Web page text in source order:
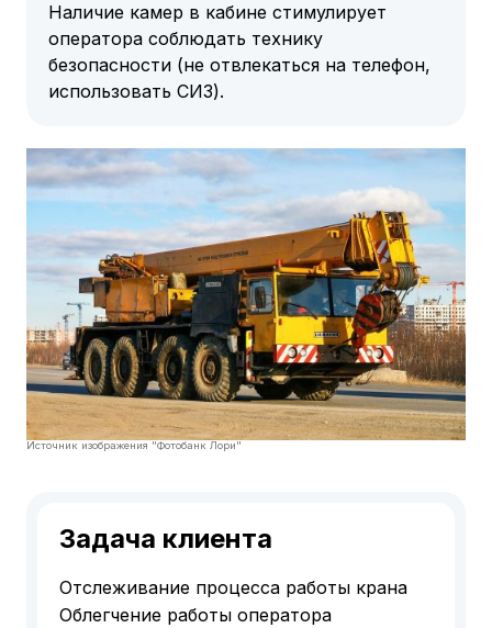
Наличие камер в кабине стимулирует
оператора соблюдать технику
безопасности (не отвлекаться на телефон,
использовать СИЗ).
Источник изображения "Фотобанк Лори"
Задача клиента
Отслеживание процесса работы крана
Облегчение работы оператора